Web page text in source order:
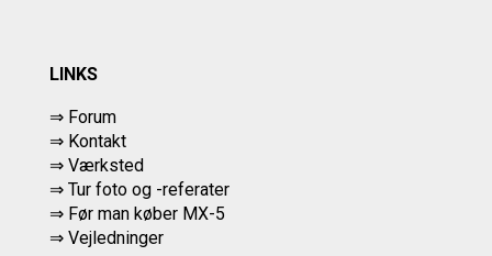
LINKS
⇒ Forum
⇒ Kontakt
⇒ Værksted
⇒ Tur foto og -referater
⇒ Før man køber MX-5
⇒ Vejledninger